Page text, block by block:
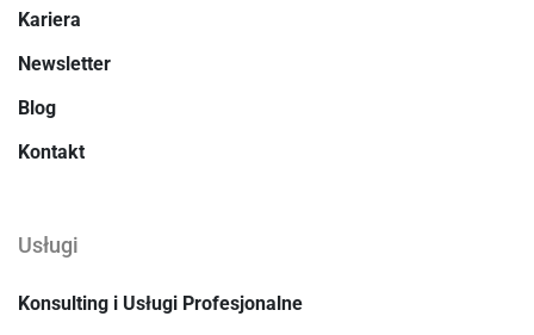
Kariera
Newsletter
Blog
Kontakt
Usługi
Konsulting i Usługi Profesjonalne